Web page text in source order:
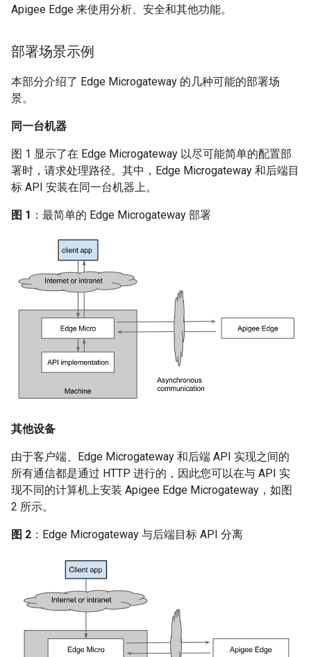
Apigee Edge 来使用分析、安全和其他功能。
部署场景示例
本部分介绍了 Edge Microgateway 的几种可能的部署场
景。
同一台机器
图 1 显示了在 Edge Microgateway 以尽可能简单的配置部
署时，请求处理路径。其中，Edge Microgateway 和后端目
标 API 安装在同一台机器上。
图 1 ：最简单的 Edge Microgateway 部署
其他设备
由于客户端、Edge Microgateway 和后端 API 实现之间的
所有通信都是通过 HTTP 进行的，因此您可以在与 API 实
现不同的计算机上安装 Apigee Edge Microgateway，如图
2 所示。
图 2 ：Edge Microgateway 与后端目标 API 分离